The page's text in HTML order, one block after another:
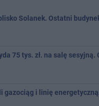
Solanek. Ostatni
75 tys. zł. na salę sesyjną.
gazociąg i linię